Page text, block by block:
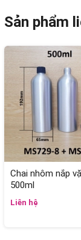
Sản phẩm
Chai nhôm nắp
500ml
Liên hệ